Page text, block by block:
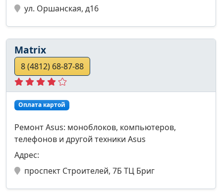
ул. Оршанская, д16
Matrix
8 (4812) 68-87-88
Оплата картой
Ремонт Asus: моноблоков, компьютеров,
телефонов и другой техники Asus
Адрес:
проспект Строителей, 7Б ТЦ Бриг